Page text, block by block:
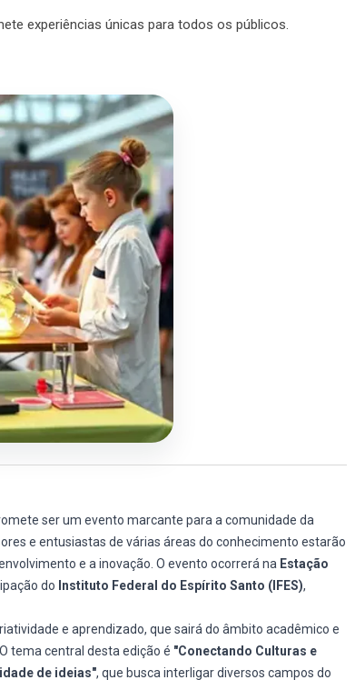
experiências únicas para todos os públicos.
ser um evento marcante para a comunidade da
e entusiastas de várias áreas do conhecimento estarão
e a inovação. O evento ocorrerá na Estação
do Instituto Federal do Espírito Santo (IFES),
e aprendizado, que sairá do âmbito acadêmico e
tema central desta edição é "Conectando Culturas e
de ideias", que busca interligar diversos campos do